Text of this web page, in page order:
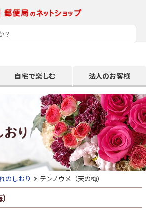
自宅で楽しむ 法人のお客様
のしおり テンノウメ（天の梅）